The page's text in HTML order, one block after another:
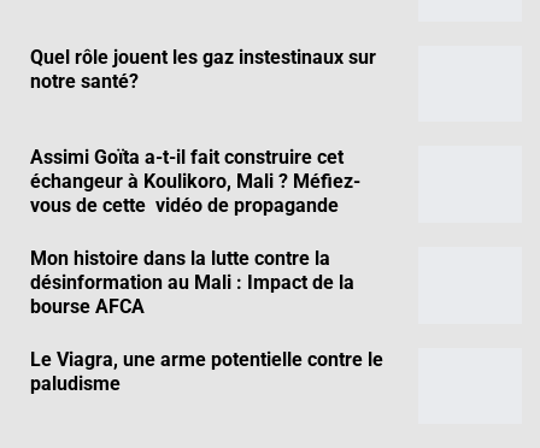
Quel rôle jouent les gaz instestinaux sur
notre santé?
Assimi Goïta a-t-il fait construire cet
échangeur à Koulikoro, Mali ? Méfiez-
vous de cette vidéo de propagande
Mon histoire dans la lutte contre la
désinformation au Mali : Impact de la
bourse AFCA
Le Viagra, une arme potentielle contre le
paludisme